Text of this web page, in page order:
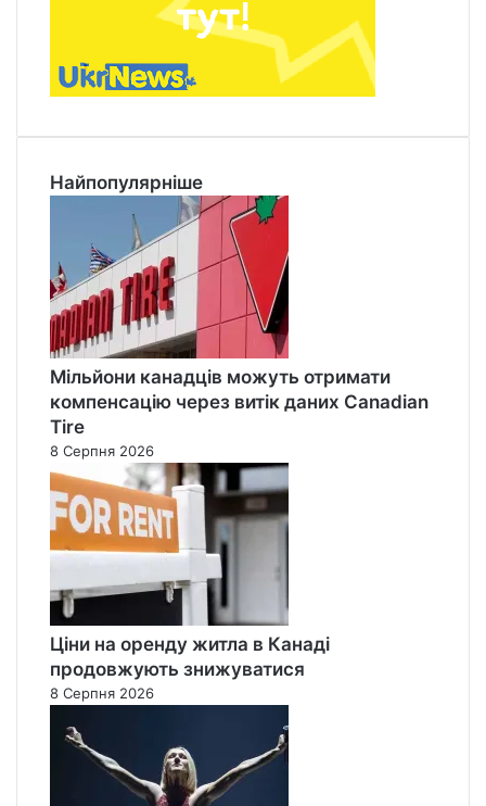
н
Найпопулярніше
Мільйони канадців можуть отримати
компенсацію через витік даних Canadian
Tire
8 Серпня 2026
Ціни на оренду житла в Канаді
продовжують знижуватися
8 Серпня 2026